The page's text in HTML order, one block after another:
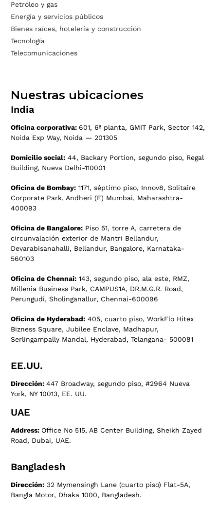
Petróleo y gas
Energía y servicios públicos
Bienes raíces, hotelería y construcción
Tecnología
Telecomunicaciones
Nuestras ubicaciones
India
Oficina corporativa: 601, 6ª planta, GMIT Park, Sector 142,
Noida Exp Way, Noida — 201305
Domicilio social: 44, Backary Portion, segundo piso, Regal
Building, Nueva Delhi-110001
Oficina de Bombay: 1171, séptimo piso, Innov8, Solitaire
Corporate Park, Andheri (E) Mumbai, Maharashtra-
400093
Oficina de Bangalore: Piso 51, torre A, carretera de
circunvalación exterior de Mantri Bellandur,
Devarabisanahalli, Bellandur, Bangalore, Karnataka-
560103
Oficina de Chennai: 143, segundo piso, ala este, RMZ,
Millenia Business Park, CAMPUS1A, DR.M.G.R. Road,
Perungudi, Sholinganallur, Chennai-600096
Oficina de Hyderabad: 405, cuarto piso, WorkFlo Hitex
Bizness Square, Jubilee Enclave, Madhapur,
Serlingampally Mandal, Hyderabad, Telangana- 500081
EE.UU.
Dirección:447 Broadway, segundo piso, #2964 Nueva
York, NY 10013, EE. UU.
UAE
Address: Office No 515, AB Center Building, Sheikh Zayed
Road, Dubai, UAE.
Bangladesh
Dirección: 32 Mymensingh Lane (cuarto piso) Flat-5A,
Bangla Motor, Dhaka 1000, Bangladesh.